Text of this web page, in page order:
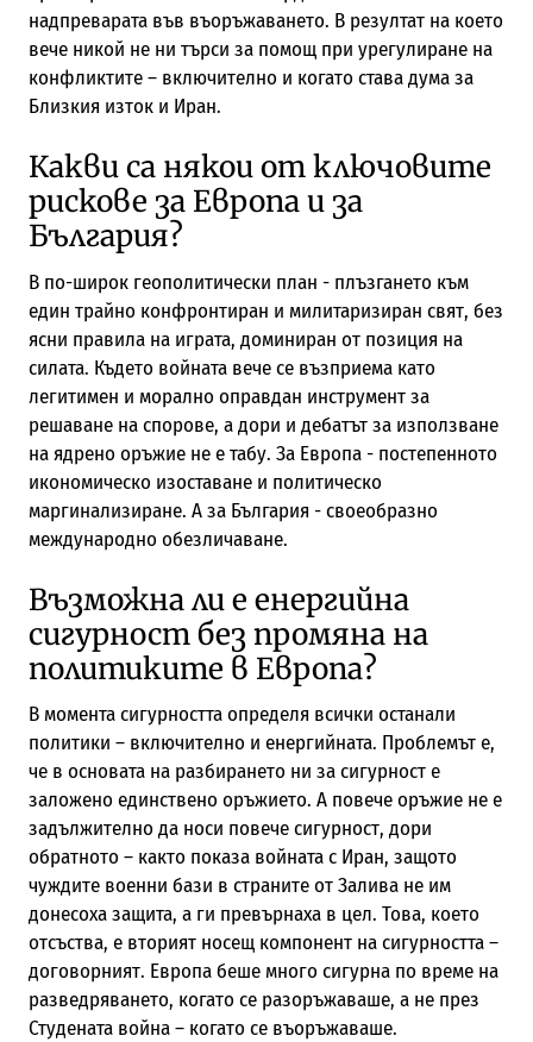
надпреварата във въоръжаването. В резултат на което
вече никой не ни търси за помощ при урегулиране на
конфликтите – включително и когато става дума за
Близкия изток и Иран.
Какви са някои от ключовите
рискове за Европа и за
България?
В по-широк геополитически план - плъзгането към
един трайно конфронтиран и милитаризиран свят, без
ясни правила на играта, доминиран от позиция на
силата. Където войната вече се възприема като
легитимен и морално оправдан инструмент за
решаване на спорове, а дори и дебатът за използване
на ядрено оръжие не е табу. За Европа - постепенното
икономическо изоставане и политическо
маргинализиране. А за България - своеобразно
международно обезличаване.
Възможна ли е енергийна
сигурност без промяна на
политиките в Европа?
В момента сигурността определя всички останали
политики – включително и енергийната. Проблемът е,
че в основата на разбирането ни за сигурност е
заложено единствено оръжието. А повече оръжие не е
задължително да носи повече сигурност, дори
обратното – както показа войната с Иран, защото
чуждите военни бази в страните от Залива не им
донесоха защита, а ги превърнаха в цел. Това, което
отсъства, е вторият носещ компонент на сигурността –
договорният. Европа беше много сигурна по време на
разведряването, когато се разоръжаваше, а не през
Студената война – когато се въоръжаваше.